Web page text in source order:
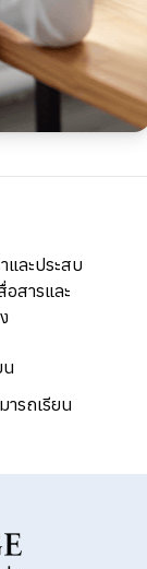
และประสบ
อสารและ
น
ารถเรียน